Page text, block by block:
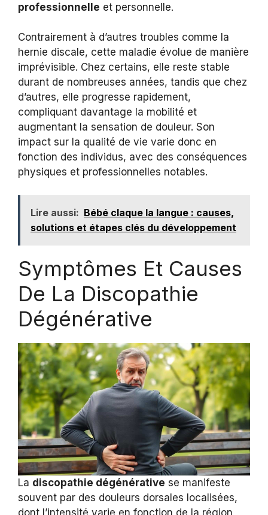
professionnelle et personnelle.
Contrairement à d’autres troubles comme la
hernie discale, cette maladie évolue de manière
imprévisible. Chez certains, elle reste stable
durant de nombreuses années, tandis que chez
d’autres, elle progresse rapidement,
compliquant davantage la mobilité et
augmentant la sensation de douleur. Son
impact sur la qualité de vie varie donc en
fonction des individus, avec des conséquences
physiques et professionnelles notables.
Lire aussi: Bébé claque la langue : causes,
solutions et étapes clés du développement
Symptômes Et Causes
De La Discopathie
Dégénérative
La discopathie dégénérative se manifeste
souvent par des douleurs dorsales localisées,